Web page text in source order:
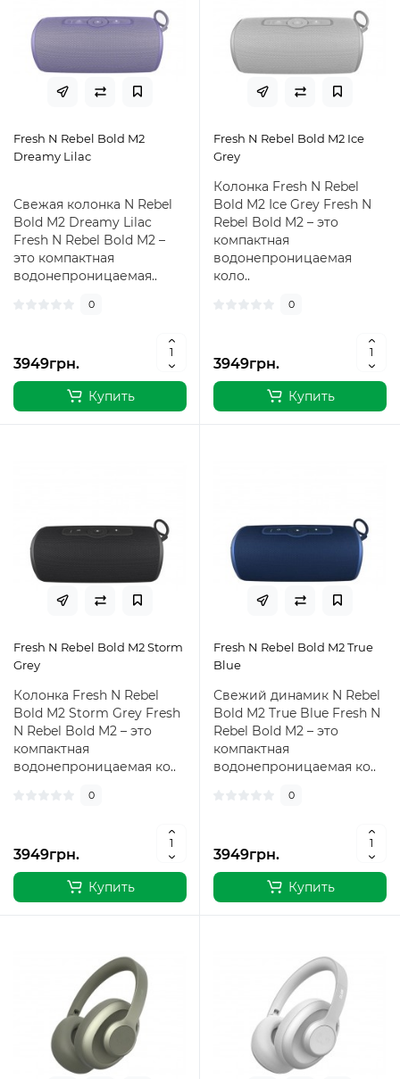
Fresh N Rebel Bold M2
Dreamy Lilac
Свежая колонка N Rebel
Bold M2 Dreamy Lilac
Fresh N Rebel Bold M2 –
это компактная
водонепроницаемая..
0
3949грн.
Купить
Fresh N Rebel Bold M2 Ice
Grey
Колонка Fresh N Rebel
Bold M2 Ice Grey Fresh N
Rebel Bold M2 – это
компактная
водонепроницаемая
коло..
0
3949грн.
Купить
Fresh N Rebel Bold M2 Storm
Grey
Колонка Fresh N Rebel
Bold M2 Storm Grey Fresh
N Rebel Bold M2 – это
компактная
водонепроницаемая ко..
0
3949грн.
Купить
Fresh N Rebel Bold M2 True
Blue
Свежий динамик N Rebel
Bold M2 True Blue Fresh N
Rebel Bold M2 – это
компактная
водонепроницаемая ко..
0
3949грн.
Купить